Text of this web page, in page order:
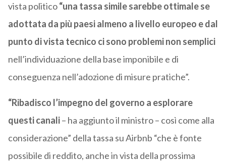
vista politico“una tassa simile sarebbe ottimale se
adottata da più paesi almeno a livello europeo e dal
punto di vista tecnico ci sono problemi non semplici
nell’individuazione della base imponibile e di
conseguenza nell’adozione di misure pratiche”.
“Ribadisco l’impegno del governo a esplorare
questi canali– ha aggiunto il ministro – così come alla
considerazione” della tassa su Airbnb “che è fonte
possibile di reddito, anche in vista della prossima